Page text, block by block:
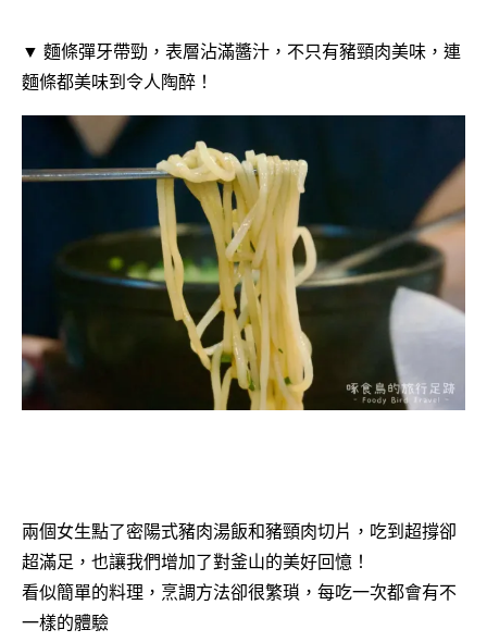
▼ 麵條彈牙帶勁，表層沾滿醬汁，不只有豬頸肉美味，連
麵條都美味到令人陶醉！
兩個女生點了密陽式豬肉湯飯和豬頸肉切片，吃到超撐卻
超滿足，也讓我們增加了對釜山的美好回憶！
看似簡單的料理，烹調方法卻很繁瑣，每吃一次都會有不
一樣的體驗